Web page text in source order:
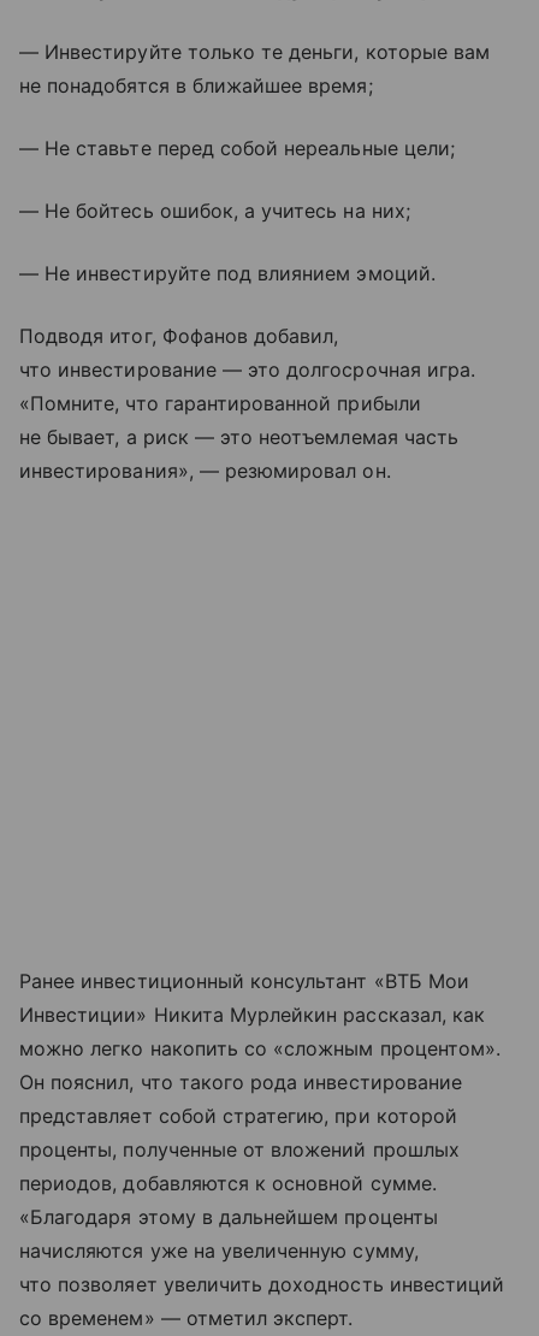
— Инвестируйте только те деньги, которые вам
не понадобятся в ближайшее время;
— Не ставьте перед собой нереальные цели;
— Не бойтесь ошибок, а учитесь на них;
— Не инвестируйте под влиянием эмоций.
Подводя итог, Фофанов добавил,
что инвестирование — это долгосрочная игра.
«Помните, что гарантированной прибыли
не бывает, а риск — это неотъемлемая часть
инвестирования», — резюмировал он.
Ранее инвестиционный консультант «ВТБ Мои
Инвестиции» Никита Мурлейкин рассказал, как
можно легко накопить со «сложным процентом».
Он пояснил, что такого рода инвестирование
представляет собой стратегию, при которой
проценты, полученные от вложений прошлых
периодов, добавляются к основной сумме.
«Благодаря этому в дальнейшем проценты
начисляются уже на увеличенную сумму,
что позволяет увеличить доходность инвестиций
со временем» — отметил эксперт.